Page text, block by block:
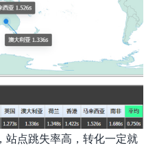
站点跳失率高，转化一定就